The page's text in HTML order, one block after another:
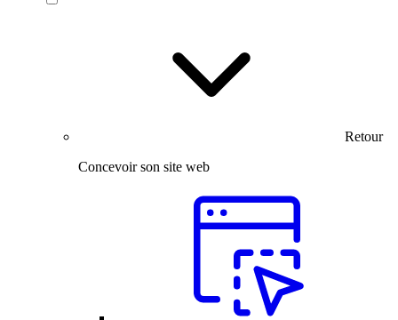
Retour
Concevoir son site web